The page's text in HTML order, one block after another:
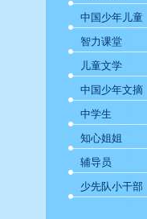
中国少年儿童
智力课堂
儿童文学
中国少年文摘
中学生
知心姐姐
辅导员
少先队小干部